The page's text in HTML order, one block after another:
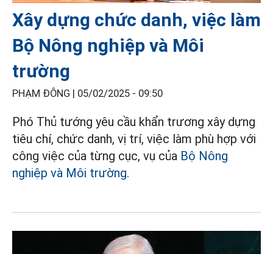
Xây dựng chức danh, việc làm
Bộ Nông nghiệp và Môi
trường
PHẠM ĐÔNG | 05/02/2025 - 09:50
Phó Thủ tướng yêu cầu khẩn trương xây dựng
tiêu chí, chức danh, vị trí, việc làm phù hợp với
công việc của từng cục, vụ của Bộ Nông
nghiệp và Môi trường.